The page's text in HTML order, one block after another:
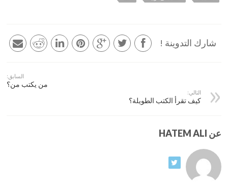
شارك التدوينة !
السابق:
من يكتب من؟
التالي:
كيف تقرأ الكتب الطويلة؟
عن HATEM ALI